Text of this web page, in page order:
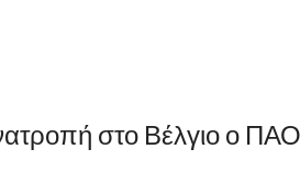
στο Βέλγιο ο